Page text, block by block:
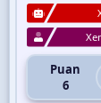
Puan
6